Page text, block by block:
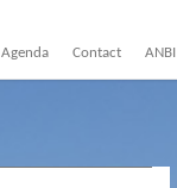
Agenda Contact ANBI